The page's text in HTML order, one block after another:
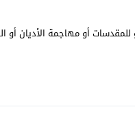
أو مهاجمة الأديان أو